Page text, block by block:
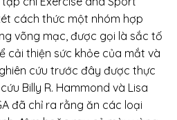
cách thức một nhóm hợp
võng mạc, được gọi là sắc tố
cải thiện sức khỏe của mắt và
cứu trước đây được thực
Billy R. Hammond và Lisa
đã chỉ ra rằng ăn các loại